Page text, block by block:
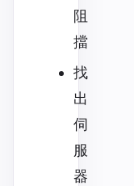
阻
擋
找
出
伺
服
器